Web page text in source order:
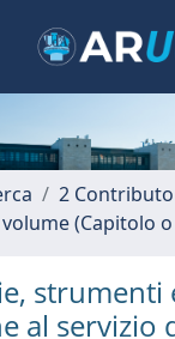
2
(Capitolo
strumenti
al servizio